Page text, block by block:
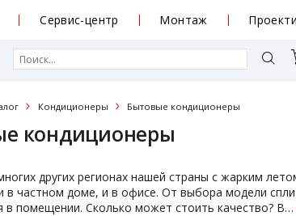
Сервис-центр Монтаж
Кондиционеры Бытовые кондиционеры
кондиционеры
других регионах нашей страны с жарким
в частном доме, и в офисе. От выбора модели
в помещении. Сколько может стоить качество? В…